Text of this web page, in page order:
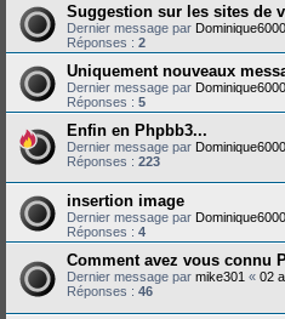
Suggestion sur les sites de
Dernier message par
Réponses : 2
Uniquement nouveaux
Dernier message par
Réponses : 5
Enfin en Phpbb3...
Dernier message par
Réponses : 223
insertion image
Dernier message par
Réponses : 4
Comment avez vous connu
Dernier message par mike301 « 02
Réponses : 46